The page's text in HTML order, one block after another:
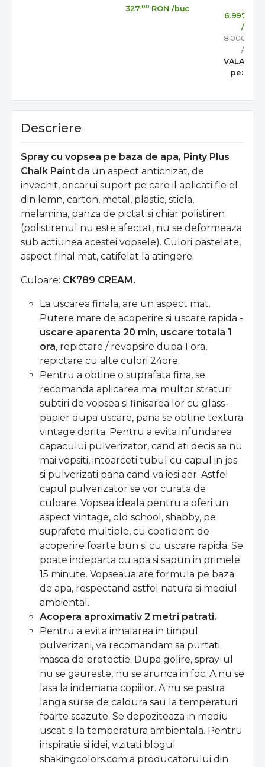
327,00 RON /buc
6.997
/buc
8.000
/buc
VALABIL
pe:
Descriere
Spray cu vopsea pe baza de apa, Pinty Plus
Chalk Paint da un aspect antichizat, de
invechit, oricarui suport pe care il aplicati fie el
din lemn, carton, metal, plastic, sticla,
melamina, panza de pictat si chiar polistiren
(polistirenul nu este afectat, nu se deformeaza
sub actiunea acestei vopsele). Culori pastelate,
aspect final mat, catifelat la atingere.
Culoare: CK789 CREAM.
La uscarea finala, are un aspect mat.
Putere mare de acoperire si uscare rapida -
uscare aparenta 20 min, uscare totala 1
ora, repictare / revopsire dupa 1 ora,
repictare cu alte culori 24ore.
Pentru a obtine o suprafata fina, se
recomanda aplicarea mai multor straturi
subtiri de vopsea si finisarea lor cu glass-
papier dupa uscare, pana se obtine textura
vintage dorita. Pentru a evita infundarea
capacului pulverizator, cand ati decis sa nu
mai vopsiti, intoarceti tubul cu capul in jos
si pulverizati pana cand va iesi aer. Astfel
capul pulverizator se vor curata de
culoare. Vopsea ideala pentru a oferi un
aspect vintage, old school, shabby, pe
suprafete multiple, cu coeficient de
acoperire foarte bun si cu uscare rapida. Se
poate indeparta cu apa si sapun in primele
15 minute. Vopseaua are formula pe baza
de apa, respectand astfel natura si mediul
ambiental.
Acopera aproximativ 2 metri patrati.
Pentru a evita inhalarea in timpul
pulverizarii, va recomandam sa purtati
masca de protectie. Dupa golire, spray-ul
nu se gaureste, nu se arunca in foc. A nu se
lasa la indemana copiilor. A nu se pastra
langa surse de caldura sau la temperaturi
foarte scazute. Se depoziteaza in mediu
uscat si la temperatura ambientala. Pentru
inspiratie si idei, vizitati blogul
shakingcolors.com a producatorului din